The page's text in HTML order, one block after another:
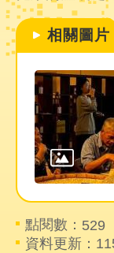
私
權
及
資
訊
安
全
政
策
聯
們
相關圖片
點閱數： 529
資料更新：